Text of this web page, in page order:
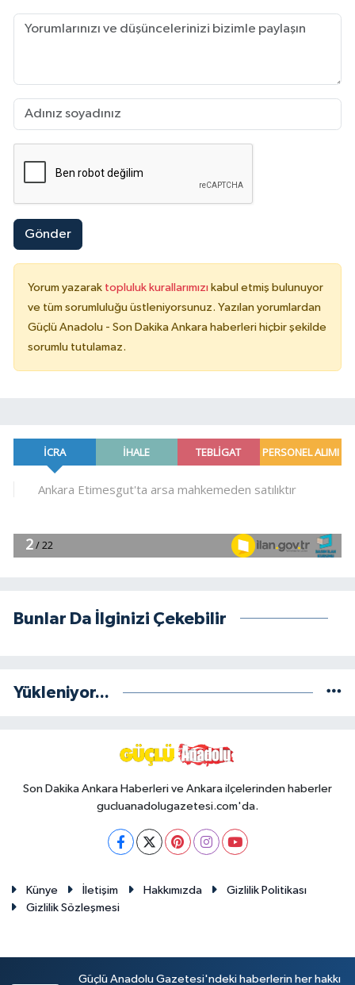
Gönder
Yorum yazarak topluluk kurallarımızı kabul etmiş bulunuyor
ve tüm sorumluluğu üstleniyorsunuz. Yazılan yorumlardan
Güçlü Anadolu - Son Dakika Ankara haberleri hiçbir şekilde
sorumlu tutulamaz.
Bunlar Da İlginizi Çekebilir
Yükleniyor...
Son Dakika Ankara Haberleri ve Ankara ilçelerinden haberler
gucluanadolugazetesi.com'da.
Künye İletişim Hakkımızda
Gizlilik Politikası
Gizlilik Sözleşmesi
Güçlü Anadolu Gazetesi'ndeki haberlerin her hakkı